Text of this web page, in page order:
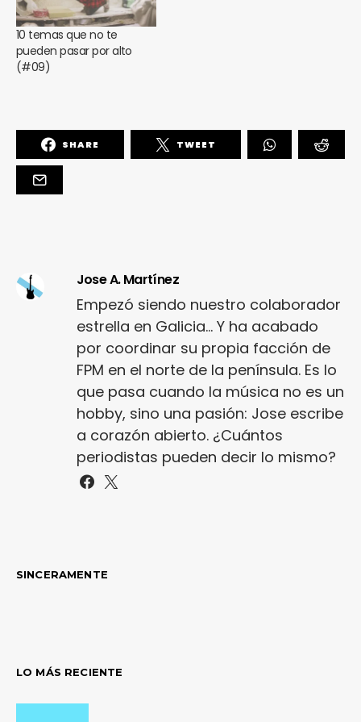
10 temas que no te
pueden pasar por alto
(#09)
SHARE TWEET
Jose A. Martínez
Empezó siendo nuestro colaborador
estrella en Galicia... Y ha acabado
por coordinar su propia facción de
FPM en el norte de la península. Es lo
que pasa cuando la música no es un
hobby, sino una pasión: Jose escribe
a corazón abierto. ¿Cuántos
periodistas pueden decir lo mismo?
SINCERAMENTE
LO MÁS RECIENTE